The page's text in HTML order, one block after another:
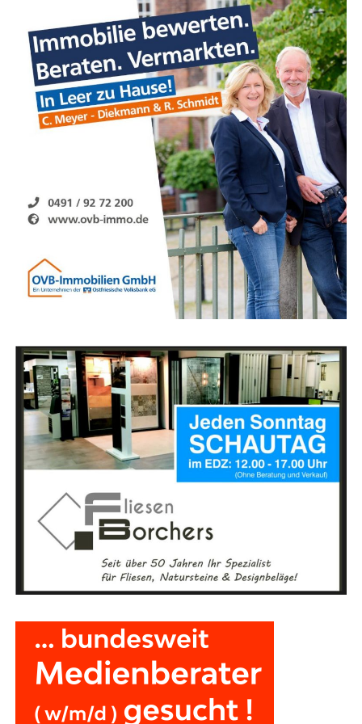
Bestandskunden
Der Lese­r­ECHO-Ver­lag arbei­tet bun­des­weit mitzahl­rei­
chen Her­stel­lernzusam­men, wel­che IhrePro­duk­
über das Lese­r­ECHO-Netz­werk ver­mark­ten. Dazu
erhal­ten unse­re Agen­tur-Part­ner kom­plet­te Mar­ke­ting-
Kam­pa­gnen. Von der fer­ti­gen E‑Mail, Pro­spekt­ma­te­ri­al,
Ver­sand ( in Zusam­men­ar­beit mit der Deut­sche Post AG
) sowie Kundenadressen.
Star­ten ohne Risiko!
Unse­re Part­ner zah­len kei­ne Ein­stiegs­ge­büh­ren und
wer­den ab der ers­ten Minu­te von unse­rem Back-Office
betreut. Das Stadt­por­tal inkl. Sup­port sowie Schu­lun­
gen und Ver­kaufs­un­ter­la­gen erhal­ten Sie eben­falls kos­
ten­los vom Lese­r­ECHO-Ver­lag gestellt.
Sie haben Inter­es­se und möch­ten wei­te­re Infor­ma­tio­
nen erfra­gen? Dann schrei­ben Sie uns ger­ne
an:info@leserecho.de